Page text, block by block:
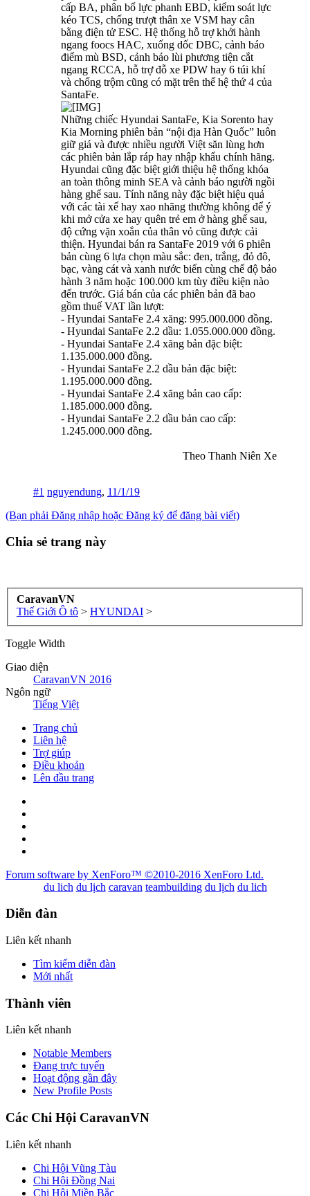
cấp BA, phân bổ lực phanh EBD, kiểm soát lực
kéo TCS, chống trượt thân xe VSM hay cân
bằng điện tử ESC. Hệ thống hỗ trợ khởi hành
ngang foocs HAC, xuống dốc DBC, cảnh báo
điểm mù BSD, cảnh báo lùi phương tiện cắt
ngang RCCA, hỗ trợ đỗ xe PDW hay 6 túi khí
và chống trộm cũng có mặt trên thế hệ thứ 4 của
SantaFe.
Những chiếc Hyundai SantaFe, Kia Sorento hay
Kia Morning phiên bản “nội địa Hàn Quốc” luôn
giữ giá và được nhiều người Việt săn lùng hơn
các phiên bản lắp ráp hay nhập khẩu chính hãng.
Hyundai cũng đặc biệt giới thiệu hệ thống khóa
an toàn thông minh SEA và cảnh báo người ngồi
hàng ghế sau. Tính năng này đặc biệt hiệu quả
với các tài xế hay xao nhãng thường không để ý
khi mở cửa xe hay quên trẻ em ở hàng ghế sau,
độ cứng vặn xoắn của thân vỏ cũng được cải
thiện. Hyundai bán ra SantaFe 2019 với 6 phiên
bản cùng 6 lựa chọn màu sắc: đen, trắng, đỏ đô,
bạc, vàng cát và xanh nước biển cùng chế độ bảo
hành 3 năm hoặc 100.000 km tùy điều kiện nào
đến trước. Giá bán của các phiên bản đã bao
gồm thuế VAT lần lượt:
- Hyundai SantaFe 2.4 xăng: 995.000.000 đồng.
- Hyundai SantaFe 2.2 dầu: 1.055.000.000 đồng.
- Hyundai SantaFe 2.4 xăng bản đặc biệt:
1.135.000.000 đồng.
- Hyundai SantaFe 2.2 dầu bản đặc biệt:
1.195.000.000 đồng.
- Hyundai SantaFe 2.4 xăng bản cao cấp:
1.185.000.000 đồng.
- Hyundai SantaFe 2.2 dầu bản cao cấp:
1.245.000.000 đồng.
Theo Thanh Niên Xe​
#1 nguyendung, 11/1/19
(Bạn phải Đăng nhập hoặc Đăng ký để đăng bài viết)
Chia sẻ trang này
CaravanVN
Thế Giới Ô tô > HYUNDAI >
Toggle Width
Giao diện
CaravanVN 2016
Ngôn ngữ
Tiếng Việt
Trang chủ
Liên hệ
Trợ giúp
Điều khoản
Lên đầu trang
Forum software by XenForo™ ©2010-2016 XenForo Ltd.
du lich du lịch caravan teambuilding du lịch du lich
Diễn đàn
Liên kết nhanh
Tìm kiếm diễn đàn
Mới nhất
Thành viên
Liên kết nhanh
Notable Members
Đang trực tuyến
Hoạt động gần đây
New Profile Posts
Các Chi Hội CaravanVN
Liên kết nhanh
Chi Hội Vũng Tàu
Chi Hội Đồng Nai
Chi Hội Miền Bắc